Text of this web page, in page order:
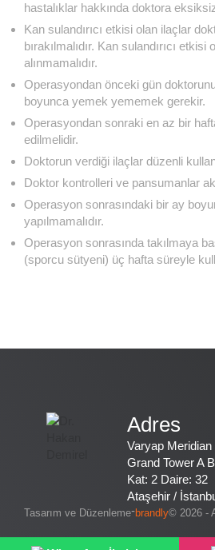
hastalıklar hakkında doktora
Kan sulandırıcı etkisi olan ilaçlar
bırakılmalıdır. Kan sulandırıcı
alınmamalıdır.
Operasyondan önceki gün
boyunca yemek yememek gerekir.
Operasyondan sonraki en az bir
edilmelidir.
Doktorun verdiği ilaçlar düzenli
Doktor kontrolleri ve pansumanlar
Operasyon sonrasındaki bir ay
yapılmamalıdır.
Operasyon sonrasında takılmaya
(sporcu sütyeni) üç hafta süreyle
Adres
Varyap Meridian
Grand Tower A
Kat: 2 Daire: 32
Ataşehir /
Tasarım ve Düzenleme-brandly© 2026 -